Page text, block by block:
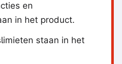
en
in het product.
staan in het